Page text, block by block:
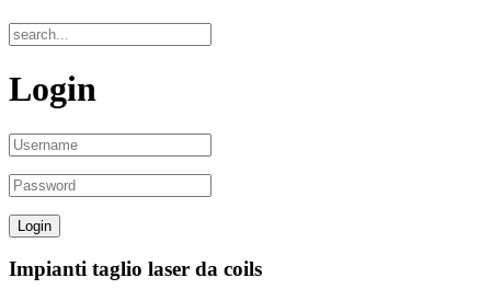
Login
Impianti taglio laser da coils